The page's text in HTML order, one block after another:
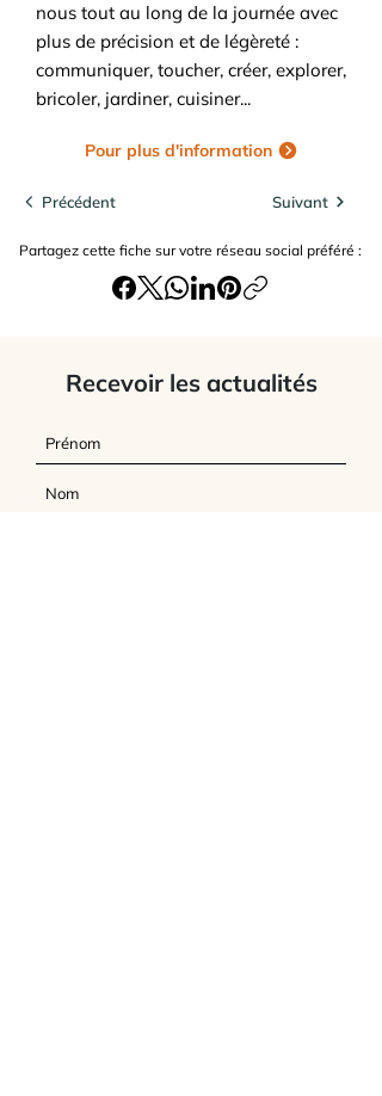
nous tout au long de la journée avec
plus de précision et de légèreté :
communiquer, toucher, créer, explorer,
bricoler, jardiner, cuisiner...
Pour plus d'information
Précédent Suivant
Partagez cette fiche sur votre réseau social préféré :
Recevoir les actualités